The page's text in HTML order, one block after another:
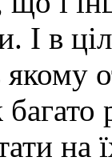
І в
якому
на